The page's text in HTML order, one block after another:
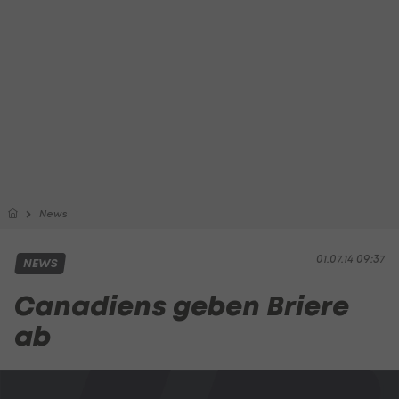
News
01.07.14 09:37
NEWS
Canadiens geben Briere
ab